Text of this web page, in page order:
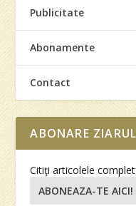
Publicitate
Abonamente
Contact
ABONARE
Citiţi articolele
ABONEAZA-TE AICI!